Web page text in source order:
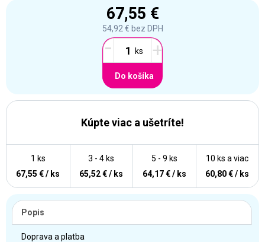
67,55 €
54,92 € bez DPH
- +
Do košíka
Kúpte viac a ušetríte!
10 ks a viac
60,80 € / ks
5 - 9 ks
64,17 € / ks
3 - 4 ks
65,52 € / ks
1 ks
67,55 € / ks
Popis
Doprava a platba